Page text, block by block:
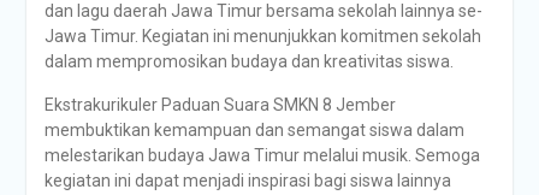
dan lagu daerah Jawa Timur bersama sekolah lainnya se-
Jawa Timur. Kegiatan ini menunjukkan komitmen sekolah
dalam mempromosikan budaya dan kreativitas siswa.
Ekstrakurikuler Paduan Suara SMKN 8 Jember
membuktikan kemampuan dan semangat siswa dalam
melestarikan budaya Jawa Timur melalui musik. Semoga
kegiatan ini dapat menjadi inspirasi bagi siswa lainnya